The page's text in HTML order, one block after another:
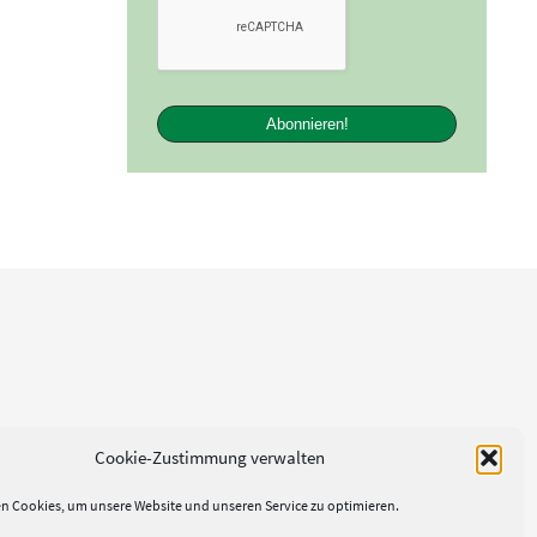
Cookie-Zustimmung verwalten
Cookies, um unsere Website und unseren Service zu optimieren.